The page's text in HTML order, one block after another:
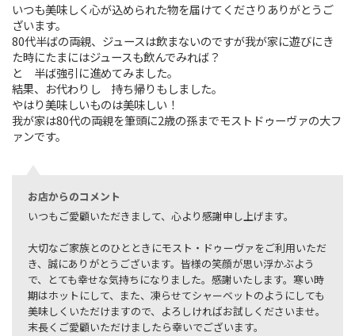
いつも美味しく心が込められた物を届けてくださりありがとうご
ざいます。
80代半ばの両親、ジュースは飲まないのですが我が家に遊びにき
た時にたまにはジュースも飲んでみれば？
と 半ば強引に進めてみました。
結果、お代わりし 持ち帰りもしました。
やはり美味しいものは美味しい！
我が家は80代の両親を筆頭に2歳の孫までモストドゥーヴァの大フ
ァンです。
お店からのコメント
いつもご愛顧いただきまして、心より感謝申し上げます。
大切なご家族とのひとときにモスト・ドゥーヴァをご利用いただ
き、誠にありがとうございます。皆様の笑顔が思い浮かぶよう
で、とても幸せな気持ちになりました。感謝いたします。寒い時
期はホットにして、また、凍らせてシャーベットのようにしても
美味しくいただけますので、よろしければお試しくださいませ。
末長くご愛顧いただけましたら幸いでございます。